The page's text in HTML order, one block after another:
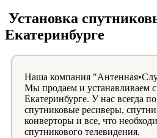
Установка
Екатеринбурге
Наша компания
Мы продаем и устанавливаем
Екатеринбурге. У нас всегда
спутниковые ресиверы,
конверторы и все, что
спутникового телевидения.